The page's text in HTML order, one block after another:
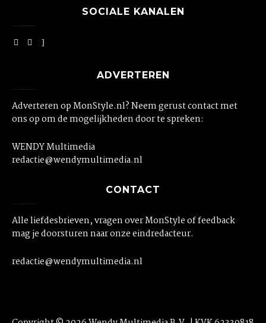
SOCIALE KANALEN
ADVERTEREN
Adverteren op MonStyle.nl? Neem gerust contact met
ons op om de mogelijkheden door te spreken:
WENDY Multimedia
redactie@wendymultimedia.nl
CONTACT
Alle liefdesbrieven, vragen over MonStyle of feedback
mag je doorsturen naar onze eindredacteur.
redactie@wendymultimedia.nl